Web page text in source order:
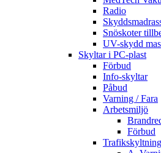
Radio
Snöskoter
UV-skydd
Skyltar i PC-plast
Förbud
Info-skyltar
Påbud
Varning / Fara
Arbetsmiljö
Förbud
Trafikskyltning